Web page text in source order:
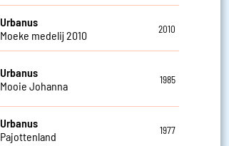
Urbanus
Moeke medelij 2010
2010
Urbanus
Mooie Johanna
1985
Urbanus
Pajottenland
1977